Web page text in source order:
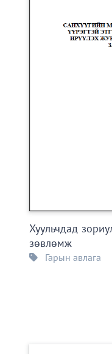
Хуульчдад
зөвлөмж
Гарын авлага